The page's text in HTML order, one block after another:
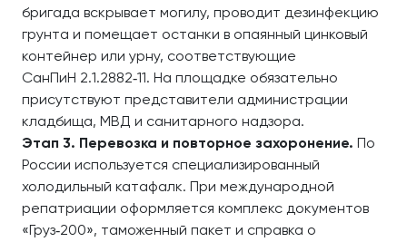
бригада вскрывает могилу, проводит дезинфекцию
грунта и помещает останки в опаянный цинковый
контейнер или урну, соответствующие
СанПиН 2.1.2882‑11. На площадке обязательно
присутствуют представители администрации
кладбища, МВД и санитарного надзора.
Этап 3. Перевозка и повторное захоронение. По
России используется специализированный
холодильный катафалк. При международной
репатриации оформляется комплекс документов
«Груз‑200», таможенный пакет и справка о